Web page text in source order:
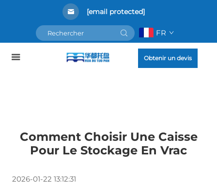
[email protected]
FR
Obtenir un devis
Comment Choisir Une Caisse
Pour Le Stockage En Vrac
2026-01-22 13:12:31